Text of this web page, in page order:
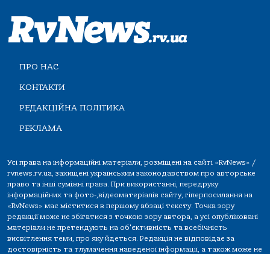
ПРО НАС
КОНТАКТИ
РЕДАКЦІЙНА ПОЛІТИКА
РЕКЛАМА
Усі права на інформаційні матеріали, розміщені на сайті «RvNews» /
rvnews.rv.ua, захищені українським законодавством про авторське
право та інші суміжні права. При використанні, передруку
інформаційних та фото-,відеоматеріалів сайту, гіперпосилання на
«RvNews» має міститися в першому абзаці тексту. Точка зору
редакції може не збігатися з точкою зору автора, а усі опубліковані
матеріали не претендують на об'єктивність та всебічність
висвітлення теми, про яку йдеться. Редакція не відповідає за
достовірність та тлумачення наведеної інформації, а також може не